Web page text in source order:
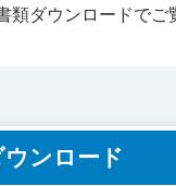
類ダウンロードでご
ンロード